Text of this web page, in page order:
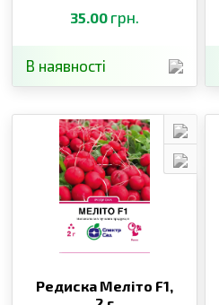
35.00 грн.
В наявності
Редиска Меліто F1,